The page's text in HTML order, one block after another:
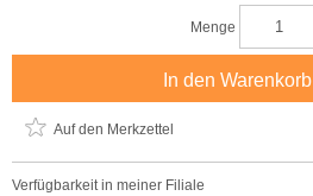
Menge
In den Warenkorb
Auf den Merkzettel
Verfügbarkeit in meiner Filiale